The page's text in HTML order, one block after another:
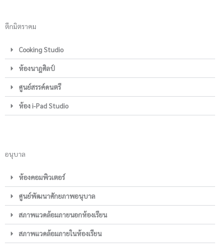
ตึกมิตราคม
Cooking Studio
ห้องนาฎศิลป์
ศูนย์สรรค์ดนตรี
ห้อง i-Pad Studio
อนุบาล
ห้องคอมพิวเตอร์
ศูนย์พัฒนาศักยภาพอนุบาล
สภาพแวดล้อมภายนอกห้องเรียน
สภาพแวดล้อมภายในห้องเรียน